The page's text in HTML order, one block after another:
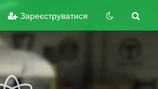
Зареєструватися